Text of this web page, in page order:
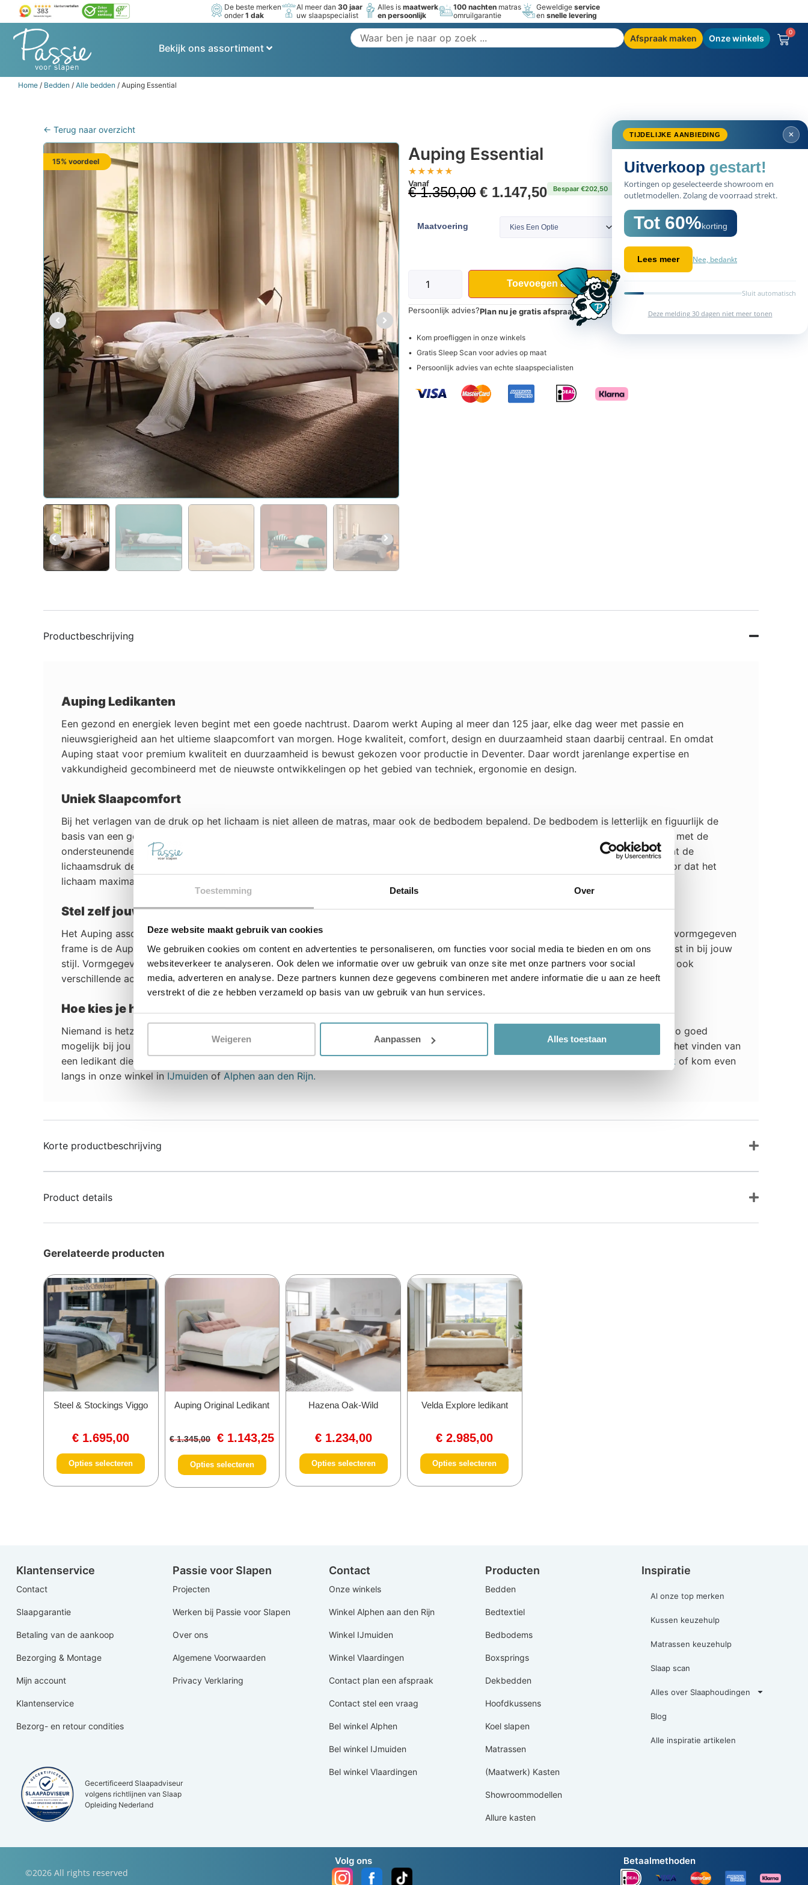
Toestemming Details Over
Deze website maakt gebruik van cookies
We gebruiken cookies om content en advertenties te personaliseren, om functies voor social media te bieden en om ons
websiteverkeer te analyseren. Ook delen we informatie over uw gebruik van onze site met onze partners voor social
media, adverteren en analyse. Deze partners kunnen deze gegevens combineren met andere informatie die u aan ze heeft
verstrekt of die ze hebben verzameld op basis van uw gebruik van hun services.
Weigeren Aanpassen Alles toestaan
De beste merken
onder1 dak
Al meer dan30 jaar
uw slaapspecialist
Alles ismaatwerk
en persoonlijk
100 nachten matras
omruilgarantie
Geweldigeservice
ensnelle levering
Bekijk ons assortiment
Afspraak maken Onze winkels
0
TIJDELIJKE AANBIEDING ✕
Uitverkoop gestart!
Kortingen op geselecteerde showroom en
outletmodellen. Zolang de voorraad strekt.
Tot 60%korting
Lees meer Nee, bedankt
Sluit automatisch
Deze melding 30 dagen niet meer tonen
Home / Bedden / Alle bedden / Auping Essential
15% voordeel
← Terug naar overzicht
Auping Essential
★★★★★
Vanaf
€1.350,00 € 1.147,50 Bespaar €202,50
Maatvoering
Toevoegen aan winkelwagen
Persoonlijk advies?Plan nu je gratis afspraak
Kom proefliggen in onze winkels
Gratis Sleep Scan voor advies op maat
Persoonlijk advies van echte slaapspecialisten
Productbeschrijving
Auping Ledikanten
Een gezond en energiek leven begint met een goede nachtrust. Daarom werkt Auping al meer dan 125 jaar, elke dag weer met passie en
nieuwsgierigheid aan het ultieme slaapcomfort van morgen. Hoge kwaliteit, comfort, design en duurzaamheid staan daarbij centraal. En omdat
Auping staat voor premium kwaliteit en duurzaamheid is bewust gekozen voor productie in Deventer. Daar wordt jarenlange expertise en
vakkundigheid gecombineerd met de nieuwste ontwikkelingen op het gebied van techniek, ergonomie en design.
Uniek Slaapcomfort
Bij het verlagen van de druk op het lichaam is niet alleen de matras, maar ook de bedbodem bepalend. De bedbodem is letterlijk en figuurlijk de
basis van een goede nachtrust. De Auping ledikanten combineren de ventilerende kwaliteiten en puntelasticiteit van een spiraalbodem met de
ondersteunende eigenschappen van pocketvering in de matrassen. De spiraalbodem heeft meer dan 10.000 drukpunten, die zorgen dat de
lichaamsdruk de gehele nacht gelijkmatig wordt verdeeld. Daarnaast zorgt de puntelasticiteit van de matras en de spiraalbodem ervoor dat het
lichaam maximaal wordt gedragen, wat de druk die optreedt tot een minimum beperkt.
Stel zelf jouw Auping Essential ledikant samen
Het Auping assortiment bestaat uit bedden voor vandaag en morgen, zo ook de Auping Essential. Met zijn slanke hoofdbord en mooi vormgegeven
frame is de Auping Essential hét bed voor de designliefhebber. Met de vele kleuren en mogelijkheden creëer je een bed dat perfect past in bij jouw
stijl. Vormgegeven met verfijnde details en samen te stellen met veel verschillende mogelijkheden. De Auping Essential collectie bevat ook
verschillende accessoires zoals een bijpassend zwevend tafeltje of het Aureo bedlampje.
Hoe kies je het juiste ledikant?
Niemand is hetzelfde, er is daarom dus ook niet een bed of boxspring waar iedereen lekker op slaapt. Om een ledikant te vinden dat zo goed
mogelijk bij jou past raden we je aan om langs te komen in de winkel. Daar staan onze slaapexperts voor je klaar om jou te helpen bij het vinden van
een ledikant die past bij jou en jouw slaap-voorkeuren. Wil jij ook slapen op zo’n prachtig ledikant van Auping? Maak dan een
afspraak of kom even
langs in onze winkel in IJmuiden of Alphen aan den Rijn.
Korte productbeschrijving
Product details
Gerelateerde producten
Steel & Stockings Viggo
€ 1.695,00
Opties selecteren
Auping Original Ledikant
€1.345,00 € 1.143,25
Opties selecteren
Hazena Oak-Wild
€1.234,00
Opties selecteren
Velda Explore ledikant
€ 2.985,00
Opties selecteren
Klantenservice
Contact
Slaapgarantie
Betaling van de aankoop
Bezorging & Montage
Mijn account
Klantenservice
Bezorg- en retour condities
Passie voor Slapen
Projecten
Werken bij Passie voor Slapen
Over ons
Algemene Voorwaarden
Privacy Verklaring
Contact
Onze winkels
Winkel Alphen aan den Rijn
Winkel IJmuiden
Winkel Vlaardingen
Contact plan een afspraak
Contact stel een vraag
Bel winkel Alphen
Bel winkel IJmuiden
Bel winkel Vlaardingen
Producten
Bedden
Bedtextiel
Bedbodems
Boxsprings
Dekbedden
Hoofdkussens
Koel slapen
Matrassen
(Maatwerk) Kasten
Showroommodellen
Allure kasten
Inspiratie
Al onze top merken
Kussen keuzehulp
Matrassen keuzehulp
Slaap scan
Alles over Slaaphoudingen
Blog
Alle inspiratie artikelen
Gecertificeerd Slaapadviseur
volgens richtlijnen van Slaap
Opleiding Nederland
©2026 All rights reserved
Volg ons Betaalmethoden